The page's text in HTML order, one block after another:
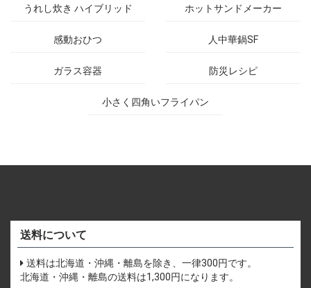
うれし炊き ハイブリッド ホットサンドメーカー
感動おひつ 人中華鍋SF
ガラス容器 防災レシピ
小さく四角いフライパン
送料について
送料は北海道・沖縄・離島を除き、一律300円です。
北海道・沖縄・離島の送料は1,300円になります。